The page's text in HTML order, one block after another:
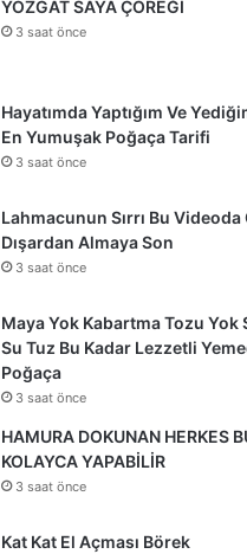
YOZGAT SAYA ÇÖREĞİ
3 saat önce
Hayatımda Yaptığım Ve
En Yumuşak Poğaça Tarifi
3 saat önce
Lahmacunun Sırrı Bu Videoda
Dışardan Almaya Son
3 saat önce
Maya Yok Kabartma Tozu Yok
Su Tuz Bu Kadar Lezzetli
Poğaça
3 saat önce
HAMURA DOKUNAN HERKES
KOLAYCA YAPABİLİR
3 saat önce
Kat Kat El Açması Börek